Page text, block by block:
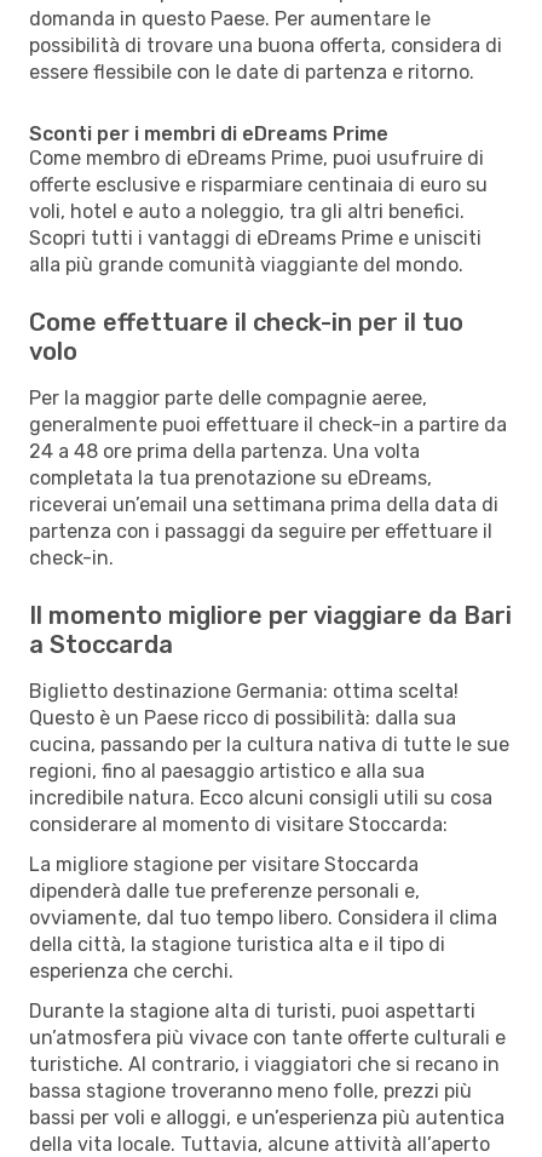
domanda in questo Paese. Per aumentare le
possibilità di trovare una buona offerta, considera di
essere flessibile con le date di partenza e ritorno.
Sconti per i membri di eDreams Prime
Come membro di eDreams Prime, puoi usufruire di
offerte esclusive e risparmiare centinaia di euro su
voli, hotel e auto a noleggio, tra gli altri benefici.
Scopri tutti i vantaggi di eDreams Prime e unisciti
alla più grande comunità viaggiante del mondo.
Come effettuare il check-in per il tuo
volo
Per la maggior parte delle compagnie aeree,
generalmente puoi effettuare il check-in a partire da
24 a 48 ore prima della partenza. Una volta
completata la tua prenotazione su eDreams,
riceverai un’email una settimana prima della data di
partenza con i passaggi da seguire per effettuare il
check-in.
Il momento migliore per viaggiare da Bari
a Stoccarda
Biglietto destinazione Germania: ottima scelta!
Questo è un Paese ricco di possibilità: dalla sua
cucina, passando per la cultura nativa di tutte le sue
regioni, fino al paesaggio artistico e alla sua
incredibile natura. Ecco alcuni consigli utili su cosa
considerare al momento di visitare Stoccarda:
La migliore stagione per visitare Stoccarda
dipenderà dalle tue preferenze personali e,
ovviamente, dal tuo tempo libero. Considera il clima
della città, la stagione turistica alta e il tipo di
esperienza che cerchi.
Durante la stagione alta di turisti, puoi aspettarti
un’atmosfera più vivace con tante offerte culturali e
turistiche. Al contrario, i viaggiatori che si recano in
bassa stagione troveranno meno folle, prezzi più
bassi per voli e alloggi, e un’esperienza più autentica
della vita locale. Tuttavia, alcune attività all’aperto